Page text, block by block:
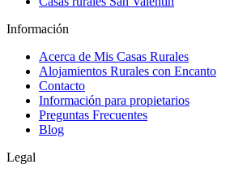
Información
Acerca de Mis Casas Rurales
Alojamientos Rurales con Encanto
Contacto
Información para propietarios
Preguntas Frecuentes
Blog
Legal